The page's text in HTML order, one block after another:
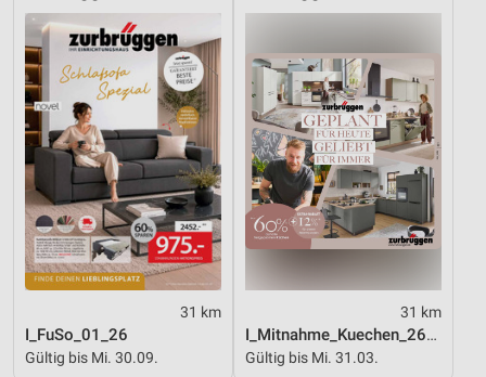
31 km
I_FuSo_01_26
Gültig bis Mi. 30.09.
31 km
I_Mitnahme_Kuechen_26_ES
Gültig bis Mi. 31.03.